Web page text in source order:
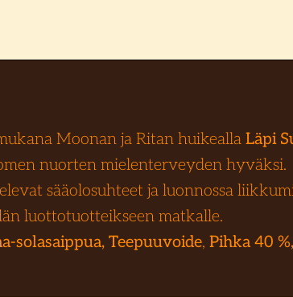
Moonan ja Ritan huikealla Läpi
nuorten mielenterveyden hyväksi.
sääolosuhteet ja luonnossa
luottotuotteikseen matkalle.
solasaippua, Teepuuvoide, Pihka 40 %,